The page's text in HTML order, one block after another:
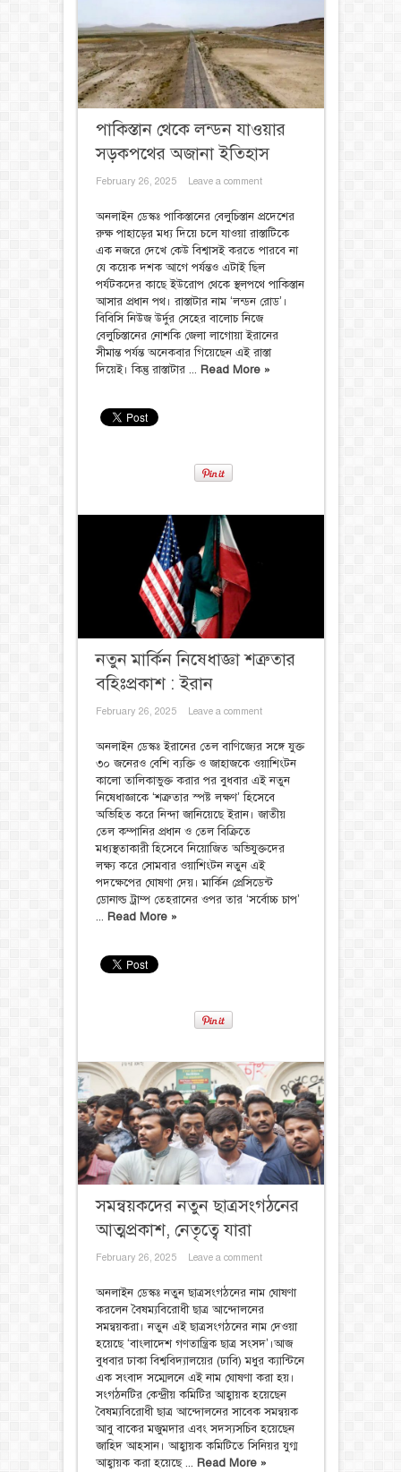
পাকিস্তান থেকে লন্ডন যাওয়ার
সড়কপথের অজানা ইতিহাস
February 26, 2025 Leave a comment
অনলাইন ডেস্কঃ পাকিস্তানের বেলুচিস্তান প্রদেশের
রুক্ষ পাহাড়ের মধ্য দিয়ে চলে যাওয়া রাস্তাটিকে
এক নজরে দেখে কেউ বিশ্বাসই করতে পারবে না
যে কয়েক দশক আগে পর্যন্তও এটাই ছিল
পর্যটকদের কাছে ইউরোপ থেকে স্থলপথে পাকিস্তান
আসার প্রধান পথ। রাস্তাটার নাম ‘লন্ডন রোড’।
বিবিসি নিউজ উর্দুর সেহের বালোচ নিজে
বেলুচিস্তানের নোশকি জেলা লাগোয়া ইরানের
সীমান্ত পর্যন্ত অনেকবার গিয়েছেন এই রাস্তা
দিয়েই। কিন্তু রাস্তাটার ... Read More »
নতুন মার্কিন নিষেধাজ্ঞা শত্রুতার
বহিঃপ্রকাশ : ইরান
February 26, 2025 Leave a comment
অনলাইন ডেস্কঃ ইরানের তেল বাণিজ্যের সঙ্গে যুক্ত
৩০ জনেরও বেশি ব্যক্তি ও জাহাজকে ওয়াশিংটন
কালো তালিকাভুক্ত করার পর বুধবার এই নতুন
নিষেধাজ্ঞাকে ‘শত্রুতার স্পষ্ট লক্ষণ’ হিসেবে
অভিহিত করে নিন্দা জানিয়েছে ইরান। জাতীয়
তেল কম্পানির প্রধান ও তেল বিক্রিতে
মধ্যস্থতাকারী হিসেবে নিয়োজিত অভিযুক্তদের
লক্ষ্য করে সোমবার ওয়াশিংটন নতুন এই
পদক্ষেপের ঘোষণা দেয়। মার্কিন প্রেসিডেন্ট
ডোনাল্ড ট্রাম্প তেহরানের ওপর তার ‘সর্বোচ্চ চাপ’
... Read More »
সমন্বয়কদের নতুন ছাত্রসংগঠনের
আত্মপ্রকাশ, নেতৃত্বে যারা
February 26, 2025 Leave a comment
অনলাইন ডেস্কঃ নতুন ছাত্রসংগঠনের নাম ঘোষণা
করলেন বৈষম্যবিরোধী ছাত্র আন্দোলনের
সমন্বয়করা। নতুন এই ছাত্রসংগঠনের নাম দেওয়া
হয়েছে ‘বাংলাদেশ গণতান্ত্রিক ছাত্র সংসদ’।আজ
বুধবার ঢাকা বিশ্ববিদ্যালয়ের (ঢাবি) মধুর ক্যান্টিনে
এক সংবাদ সম্মেলনে এই নাম ঘোষণা করা হয়।
সংগঠনটির কেন্দ্রীয় কমিটির আহ্বায়ক হয়েছেন
বৈষম্যবিরোধী ছাত্র আন্দোলনের সাবেক সমন্বয়ক
আবু বাকের মজুমদার এবং সদস্যসচিব হয়েছেন
জাহিদ আহসান। আহ্বায়ক কমিটিতে সিনিয়র যুগ্ম
আহ্বায়ক করা হয়েছে ... Read More »